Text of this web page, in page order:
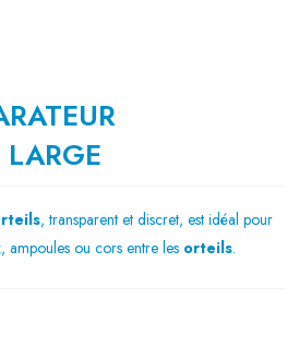
LARGE
, transparent et discret, est idéal pour
ou cors entre les orteils.